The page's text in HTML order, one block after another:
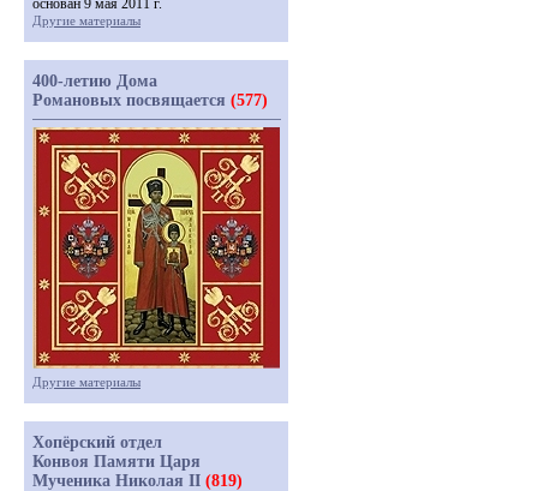
основан 9 мая 2011 г.
Другие материалы
400-летию Дома
Романовых посвящается (577)
Другие материалы
Хопёрский отдел
Конвоя Памяти Царя
Мученика Николая II (819)